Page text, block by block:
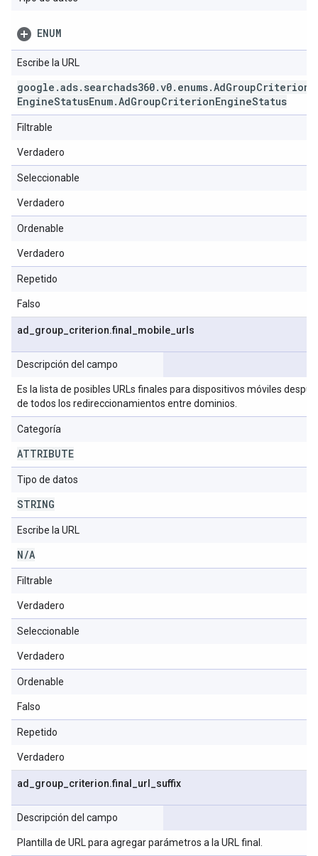
ENUM
Escribe la URL
google .ads. searchads360.v0. enums.AdGroupCriterion
EngineStatusEnum.AdGroupCriterionEngineStatus
Filtrable
Verdadero
Seleccionable
Verdadero
Ordenable
Verdadero
Repetido
Falso
ad group criterion.final mobile urls
Descripción del campo
Es la lista de posibles URLs finales para dispositivos móviles
de todos los redireccionamientos entre dominios.
Categoría
ATTRIBUTE
Tipo de datos
STRING
Escribe la URL
N/A
Filtrable
Verdadero
Seleccionable
Verdadero
Ordenable
Falso
Repetido
Verdadero
ad group criterion.final url suffix
Descripción del campo
Plantilla de URL para agregar parámetros a la URL final.